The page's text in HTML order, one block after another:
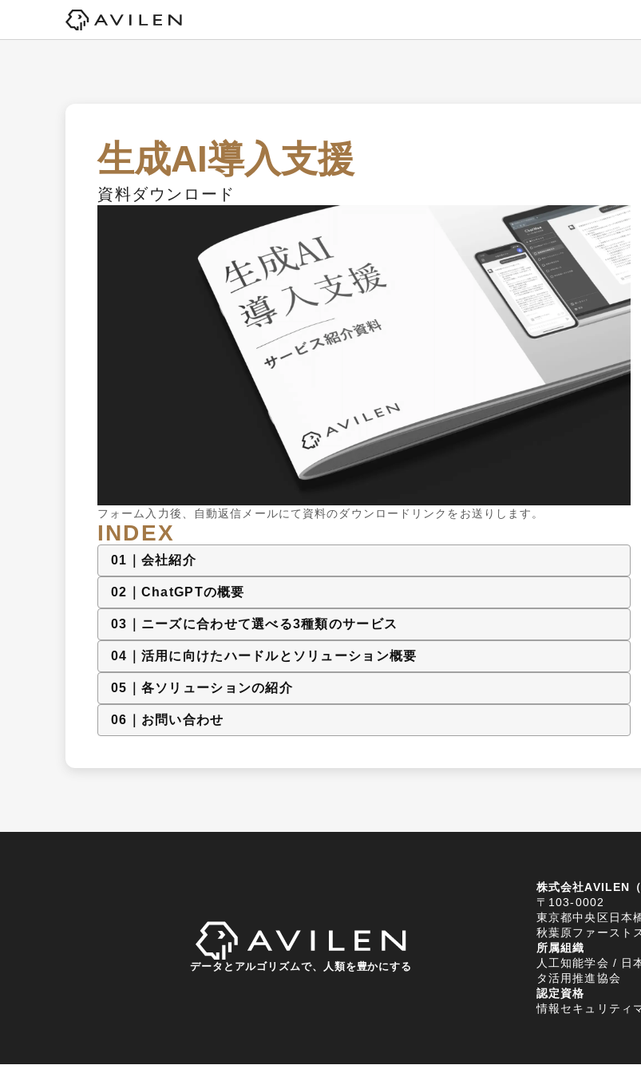
生成AI導入支援
資料ダウンロード
フォーム入力後、自動返信メールにて資料のダウンロードリンクをお送りします。
INDEX
01 会社紹介
02 ChatGPTの概要
03 ニーズに合わせて選べる3種類のサービス
04 活用に向けたハードルとソリューション概要
05 各ソリューションの紹介
06 お問い合わせ
データとアルゴリズムで、人類を豊かにする
株式会社AVILEN（
〒103-0002
東京都中央区日本
秋葉原ファースト
所属組織
人工知能学会 / 日
タ活用推進協会
認定資格
情報セキュリティ